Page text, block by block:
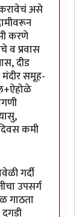
करावेचं असे
करणे
व प्रवास
दीड
समूह-
कमी
गर्दी
उपसर्ग
गाठता